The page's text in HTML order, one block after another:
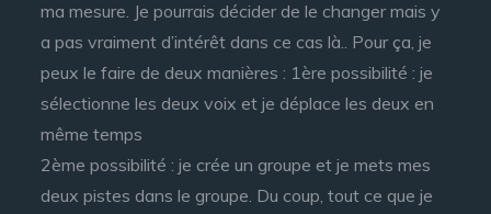
ma mesure. Je pourrais décider de le changer mais y
a pas vraiment d’intérêt dans ce cas là.. Pour ça, je
peux le faire de deux manières : 1ère possibilité : je
sélectionne les deux voix et je déplace les deux en
même temps
2ème possibilité : je crée un groupe et je mets mes
deux pistes dans le groupe. Du coup, tout ce que je